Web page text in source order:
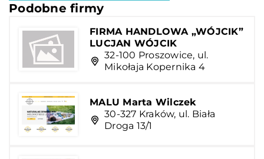
Podobne firmy
FIRMA HANDLOWA „WÓJCIK”
LUCJAN WÓJCIK
32-100 Proszowice, ul.
Mikołaja Kopernika 4
MALU Marta Wilczek
30-327 Kraków, ul. Biała
Droga 13/1